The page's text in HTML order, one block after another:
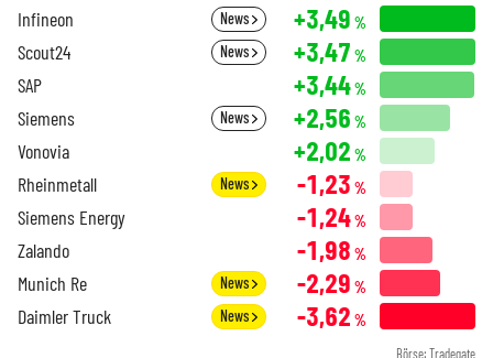
Infineon News +3,49 %
Scout24 News +3,47 %
SAP +3,44%
Siemens News +2,56 %
Vonovia +2,02 %
Rheinmetall News -1,23 %
Siemens Energy -1,24%
Zalando -1,98 %
Munich Re News -2,29 %
Daimler Truck News -3,62 %
Börse: Tradegate